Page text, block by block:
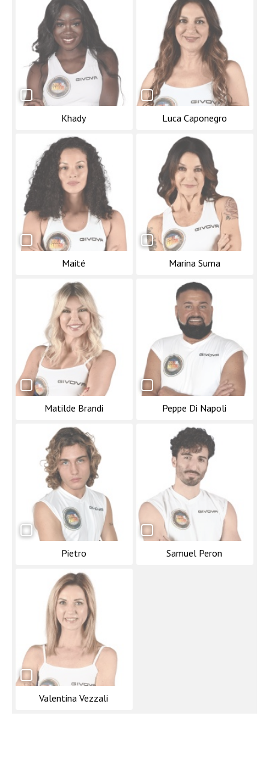
Khady Luca Caponegro
Maité Marina Suma
Matilde Brandi Peppe Di Napoli
Pietro Samuel Peron
Valentina Vezzali